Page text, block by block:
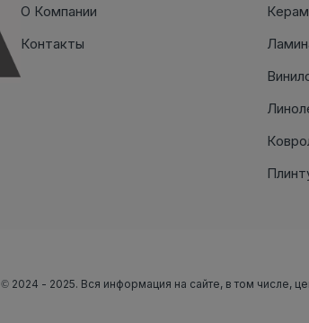
О Компании
Контакты
© 2024 - 2025. Вся информация на сайте, в том числе,